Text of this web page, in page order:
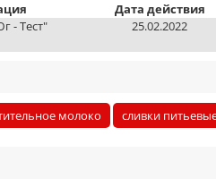
- Тест"
Дата действия
25.02.2022
молоко сливки